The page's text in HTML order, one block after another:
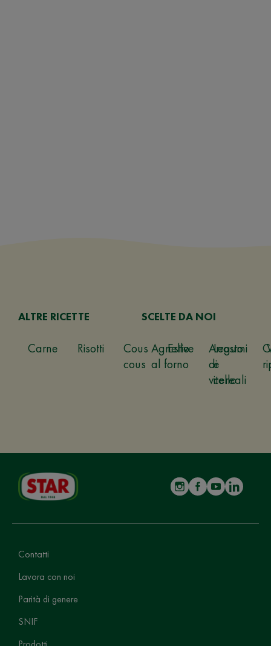
ALTRE RICETTE
Carne Risotti
Cous
cous
Estive
Legumi
e
cereali
SCELTE DA NOI
Agnello
al forno
Arrosto
di
vitello
Contatti
Lavora con noi
Parità di genere
SNIF